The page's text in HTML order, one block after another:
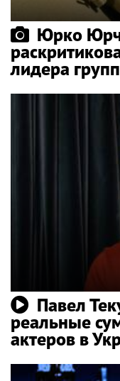
Юрко
лидера
Павел
реальные
актеров в